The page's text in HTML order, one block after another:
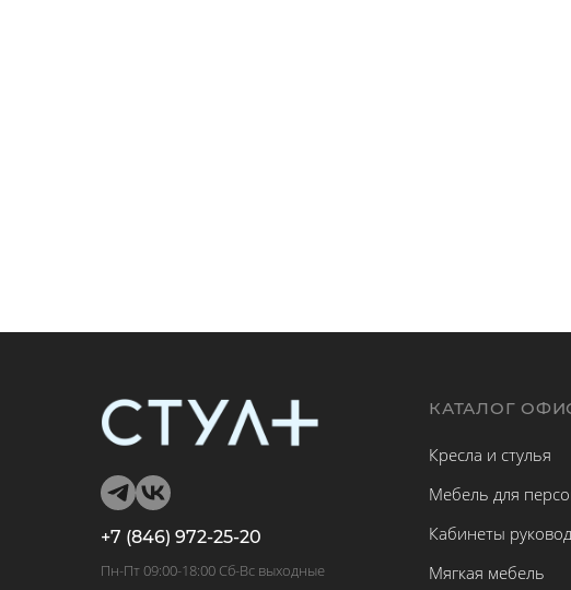
+7 (846) 972-25-20
Пн-Пт 09:00-18:00 Сб-Вс выходные
КАТАЛОГ
Кресла и стулья
Мебель для
Кабинеты
Мягкая мебель